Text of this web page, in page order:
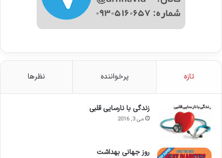
تازه پرخواننده نظرها
زندگی با نارسایی قلبی
می 3, 2016
روز جهانی بهداشت